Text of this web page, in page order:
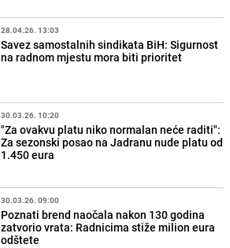
28.04.26. 13:03
Savez samostalnih sindikata BiH: Sigurnost
na radnom mjestu mora biti prioritet
30.03.26. 10:20
"Za ovakvu platu niko normalan neće raditi":
Za sezonski posao na Jadranu nude platu od
1.450 eura
30.03.26. 09:00
Poznati brend naočala nakon 130 godina
zatvorio vrata: Radnicima stiže milion eura
odštete